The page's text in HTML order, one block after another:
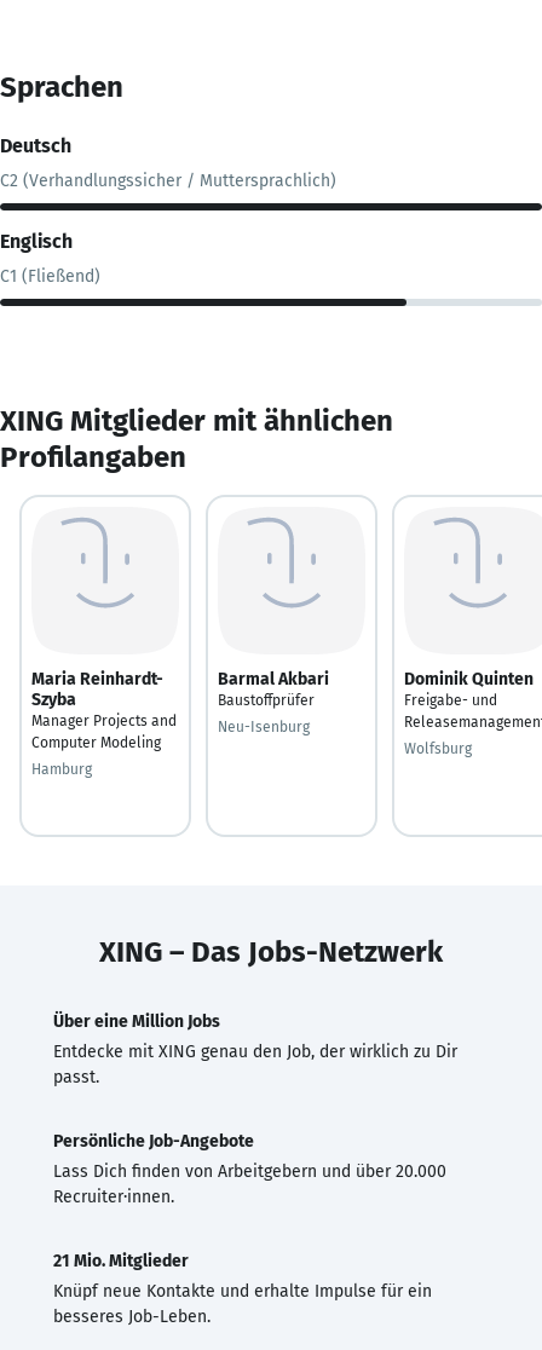
Sprachen
Deutsch
C2 (Verhandlungssicher / Muttersprachlich)
Englisch
C1 (Fließend)
XING Mitglieder mit ähnlichen
Profilangaben
Maria Reinhardt-
Szyba
Manager Projects and
Computer Modeling
Hamburg
Barmal Akbari
Baustoffprüfer
Neu-Isenburg
Dominik Quinten
Freigabe- und
Wolfsburg
XING – Das Jobs-Netzwerk
Über eine Million Jobs
Entdecke mit XING genau den Job, der wirklich zu Dir
passt.
Persönliche Job-Angebote
Lass Dich finden von Arbeitgebern und über 20.000
Recruiter·innen.
21 Mio. Mitglieder
Knüpf neue Kontakte und erhalte Impulse für ein
besseres Job-Leben.